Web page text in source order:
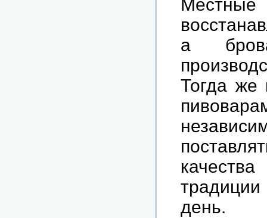
а
Тогда же
день.